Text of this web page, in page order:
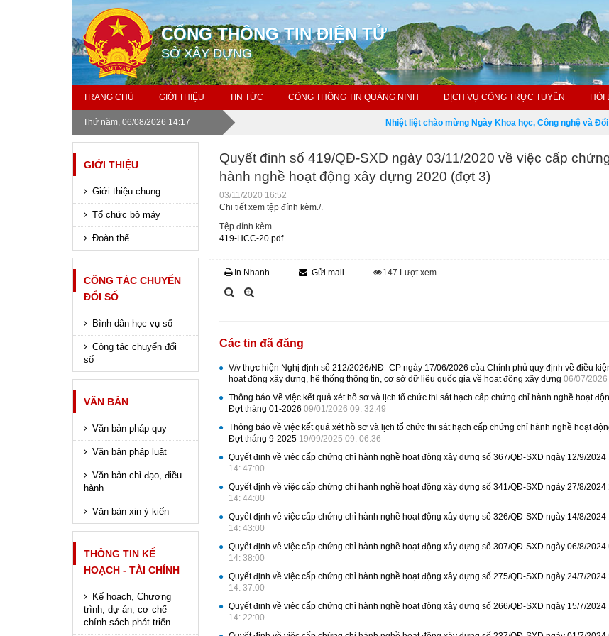
CỔNG THÔNG TIN ĐIỆN TỬ
SỞ XÂY DỰNG
TRANG CHỦ GIỚI THIỆU TIN TỨC CỔNG THÔNG TIN QUẢNG NINH DỊCH VỤ CÔNG TRỰC TUYẾN HỎI
Thứ năm, 06/08/2026 14:17 Nhiệt liệt chào mừng Ngày Khoa học, Công nghệ và Đổi
GIỚI THIỆU
Giới thiệu chung
Tổ chức bộ máy
Đoàn thể
CÔNG TÁC CHUYỂN
ĐỔI SỐ
Bình dân học vụ số
Công tác chuyển đổi
số
VĂN BẢN
Văn bản pháp quy
Văn bản pháp luật
Văn bản chỉ đạo, điều
hành
Văn bản xin ý kiến
THÔNG TIN KẾ
HOẠCH - TÀI CHÍNH
Kế hoạch, Chương
trình, dự án, cơ chế
chính sách phát triển
Quyết đinh số 419/QĐ-SXD ngày 03/11/2020 về việc cấp
hành nghề hoạt động xây dựng 2020 (đợt 3)
03/11/2020 16:52
Chi tiết xem tệp đính kèm./.
Tệp đính kèm
419-HCC-20.pdf
In Nhanh Gửi mail 147 Lượt xem
Các tin đã đăng
V/v thực hiện Nghị định số 212/2026/NĐ- CP ngày 17/06/2026 của Chính phủ quy định về điều
hoạt động xây dựng, hệ thống thông tin, cơ sở dữ liệu quốc gia về hoạt động xây dựng06/07/
Thông báo Về việc kết quả xét hồ sơ và lịch tổ chức thi sát hạch cấp chứng chỉ hành nghề hoạt
Đợt tháng 01-202609/01/2026 09: 32:49
Thông báo về việc kết quả xét hồ sơ và lịch tổ chức thi sát hạch cấp chứng chỉ hành nghề hoạt
Đợt tháng 9-2025 19/09/2025 09: 06:36
Quyết định về việc cấp chứng chỉ hành nghề hoạt động xây dựng số 367/QĐ-SXD ngày 12/9/2024
14: 47:00
Quyết định về việc cấp chứng chỉ hành nghề hoạt động xây dựng số 341/QĐ-SXD ngày 27/8/2024
14: 44:00
Quyết định về việc cấp chứng chỉ hành nghề hoạt động xây dựng số 326/QĐ-SXD ngày 14/8/2024
14: 43:00
Quyết định về việc cấp chứng chỉ hành nghề hoạt động xây dựng số 307/QĐ-SXD ngày 06/8/2024
14: 38:00
Quyết định về việc cấp chứng chỉ hành nghề hoạt động xây dựng số 275/QĐ-SXD ngày 24/7/2024
14: 37:00
Quyết định về việc cấp chứng chỉ hành nghề hoạt động xây dựng số 266/QĐ-SXD ngày 15/7/2024
14: 22:00